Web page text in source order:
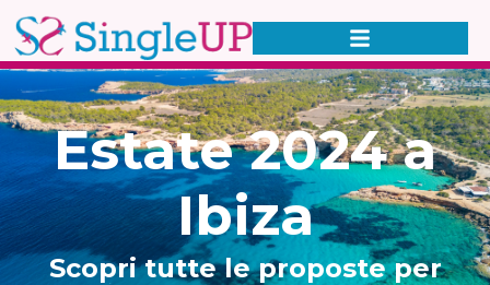
Estate 2024 a
Ibiza
Scopri tutte le proposte per